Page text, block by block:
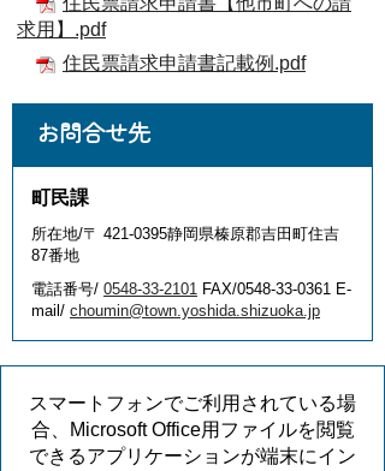
求用】.pdf
住民票請求申請書記載例.pdf
お問合せ先
町民課
所在地/〒 421-0395静岡県榛原郡吉田町住吉
87番地
電話番号/ 0548-33-2101 FAX/0548-33-0361 E-
mail/ choumin@town.yoshida.shizuoka.jp
スマートフォンでご利用されている場
合、Microsoft Office用ファイルを閲覧
できるアプリケーションが端末にイン